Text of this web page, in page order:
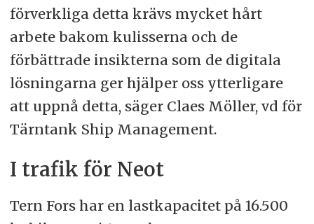
förverkliga detta krävs mycket hårt
arbete bakom kulisserna och de
förbättrade insikterna som de digitala
lösningarna ger hjälper oss ytterligare
att uppnå detta, säger Claes Möller, vd för
Tärntank Ship Management.
I trafik för Neot
Tern Fors har en lastkapacitet på 16.500